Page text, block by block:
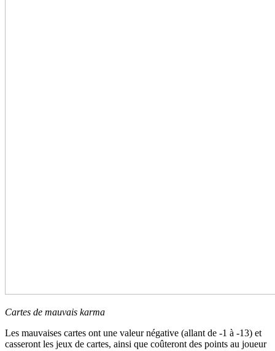
Cartes de mauvais karma
Les mauvaises cartes ont une valeur négative (allant de -1 à -13) et
casseront les jeux de cartes, ainsi que coûteront des points au joueur